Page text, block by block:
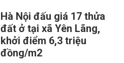
Hà Nội đấu giá 17 thửa
đất ở tại xã Yên Lãng,
khởi điểm 6,3 triệu
đồng/m2